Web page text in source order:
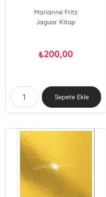
Marianne Fritz
Jaguar Kitap
₺200,00
Sepete Ekle